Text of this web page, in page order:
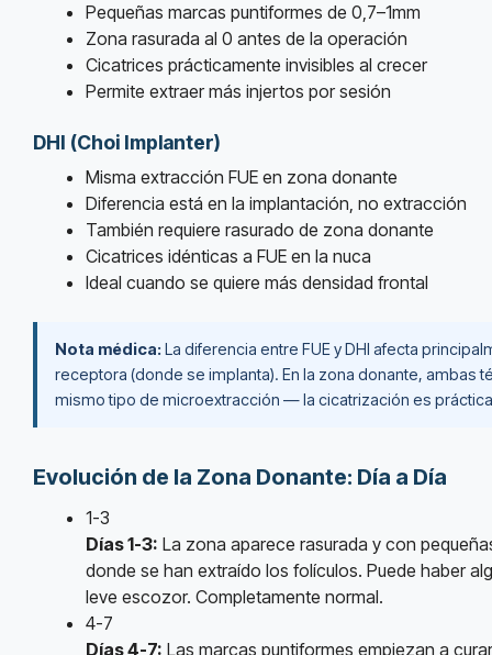
Pequeñas marcas puntiformes de 0,7–1mm
Zona rasurada al 0 antes de la operación
Cicatrices prácticamente invisibles al crecer
Permite extraer más injertos por sesión
DHI (Choi Implanter)
Misma extracción FUE en zona donante
Diferencia está en la implantación, no extracción
También requiere rasurado de zona donante
Cicatrices idénticas a FUE en la nuca
Ideal cuando se quiere más densidad frontal
Nota médica: La diferencia entre FUE y DHI afecta
receptora (donde se implanta). En la zona donante, ambas
mismo tipo de microextracción — la cicatrización es
Evolución de la Zona Donante: Día a Día
1-3
Días 1-3: La zona aparece rasurada y con
donde se han extraído los folículos. Puede haber
leve escozor. Completamente normal.
4-7
Días 4-7: Las marcas puntiformes empiezan a